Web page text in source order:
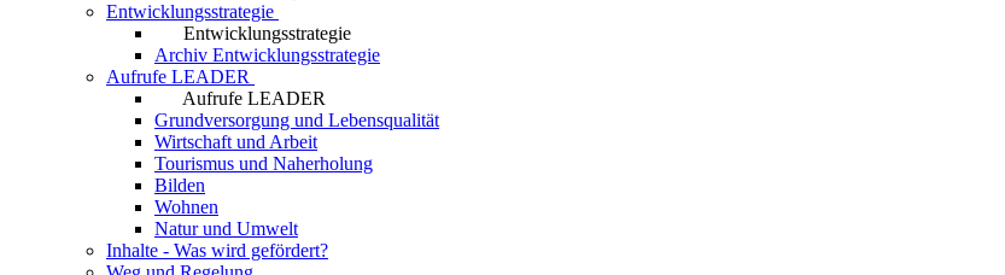
Entwicklungsstrategie
Entwicklungsstrategie
Archiv Entwicklungsstrategie
Aufrufe LEADER
Aufrufe LEADER
Grundversorgung und Lebensqualität
Wirtschaft und Arbeit
Tourismus und Naherholung
Bilden
Wohnen
Natur und Umwelt
Inhalte - Was wird gefördert?